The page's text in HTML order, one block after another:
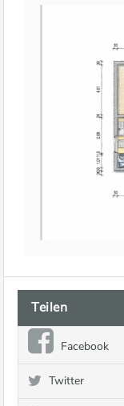
Teilen
Facebook
Twitter